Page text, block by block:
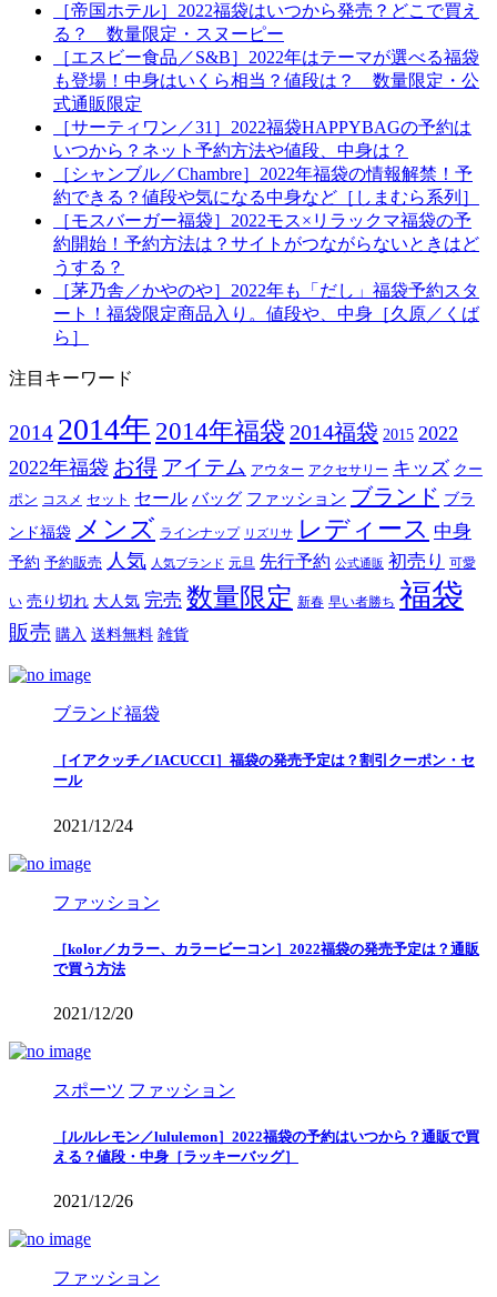
［帝国ホテル］2022福袋はいつから発売？どこで買え
る？ 数量限定・スヌーピー
［エスビー食品／S&B］2022年はテーマが選べる福袋
も登場！中身はいくら相当？値段は？ 数量限定・公
式通販限定
［サーティワン／31］2022福袋HAPPYBAGの予約は
いつから？ネット予約方法や値段、中身は？
［シャンブル／Chambre］2022年福袋の情報解禁！予
約できる？値段や気になる中身など［しまむら系列］
［モスバーガー福袋］2022モス×リラックマ福袋の予
約開始！予約方法は？サイトがつながらないときはど
うする？
［茅乃舎／かやのや］2022年も「だし」福袋予約スタ
ート！福袋限定商品入り。値段や、中身［久原／くば
ら］
注目キーワード
2014 2014年 2014年福袋 2014福袋 2015 2022
2022年福袋 お得 アイテム アウター アクセサリー キッズ クー
ポン コスメ セット セール バッグ ファッション ブランド ブラ
ンド福袋 メンズ ラインナップ リズリサ レディース 中身
予約 予約販売 人気 人気ブランド 元旦 先行予約 公式通販 初売り 可愛
い 売り切れ 大人気 完売 数量限定 新春 早い者勝ち 福袋
販売 購入 送料無料 雑貨
ブランド福袋
［イアクッチ／IACUCCI］福袋の発売予定は？割引クーポン・セ
ール
2021/12/24
ファッション
［kolor／カラー、カラービーコン］2022福袋の発売予定は？通販
で買う方法
2021/12/20
スポーツ ファッション
［ルルレモン／lululemon］2022福袋の予約はいつから？通販で買
える？値段・中身［ラッキーバッグ］
2021/12/26
ファッション